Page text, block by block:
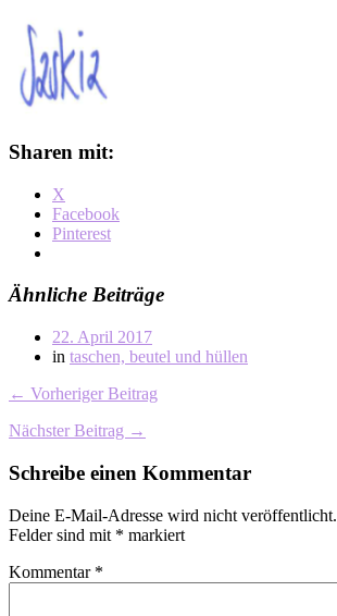
Sharen mit:
X
Facebook
Pinterest
Ähnliche Beiträge
22. April 2017
in taschen, beutel und hüllen
← Vorheriger Beitrag
Nächster Beitrag →
Schreibe einen Kommentar
Deine E-Mail-Adresse wird nicht veröffentlicht.
Felder sind mit * markiert
Kommentar *